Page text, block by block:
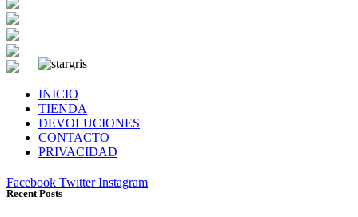
INICIO
TIENDA
DEVOLUCIONES
CONTACTO
PRIVACIDAD
Facebook Twitter Instagram
Recent Posts